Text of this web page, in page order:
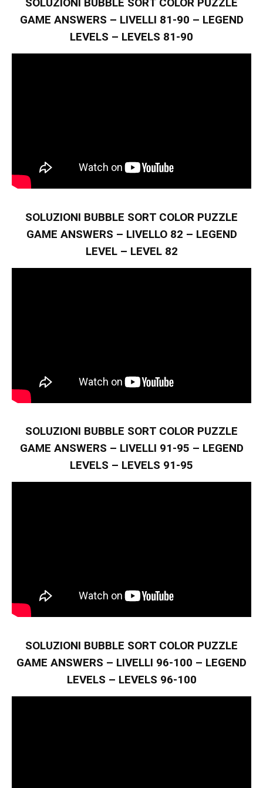
SOLUZIONI BUBBLE SORT COLOR PUZZLE
GAME ANSWERS – LIVELLI 81-90 – LEGEND
LEVELS – LEVELS 81-90
SOLUZIONI BUBBLE SORT COLOR PUZZLE
GAME ANSWERS – LIVELLO 82 – LEGEND
LEVEL – LEVEL 82
SOLUZIONI BUBBLE SORT COLOR PUZZLE
GAME ANSWERS – LIVELLI 91-95 – LEGEND
LEVELS – LEVELS 91-95
SOLUZIONI BUBBLE SORT COLOR PUZZLE
GAME ANSWERS – LIVELLI 96-100 – LEGEND
LEVELS – LEVELS 96-100